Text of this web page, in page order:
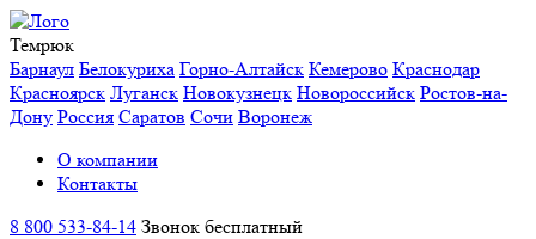
Темрюк
Барнаул Белокуриха Горно-Алтайск Кемерово Краснодар
Красноярск Луганск Новокузнецк Новороссийск Ростов-на-
Дону Россия Саратов Сочи Воронеж
О компании
Контакты
8 800 533-84-14 Звонок бесплатный